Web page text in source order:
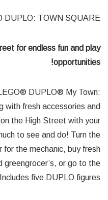
DUPLO: TOWN SQUARE
for endless fun and play
opportunities!
DUPLO® My Town:
with fresh accessories and
the High Street with your
to see and do! Turn the
the mechanic, buy fresh
greengrocer’s, or go to the
five DUPLO figures.